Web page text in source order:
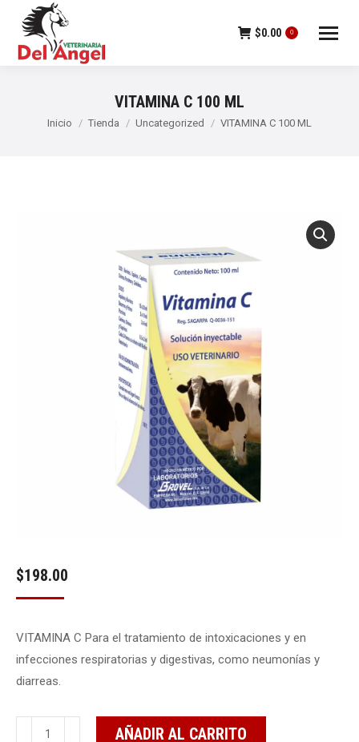
$0.00 0
VITAMINA C 100 ML
Estás aquí:
Inicio Tienda Uncategorized VITAMINA C 100 ML
$198.00
VITAMINA C Para el tratamiento de intoxicaciones y en
infecciones respiratorias y digestivas, como neumonías y
diarreas.
VITAMINA
AÑADIR AL CARRITO